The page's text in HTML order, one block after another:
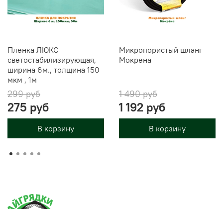
Пленка ЛЮКС
светостабилизирующая,
ширина 6м., толщина 150
мкм , 1м
299 руб
275 руб
В корзину
Микропористый шланг
Мокрена
1 490 руб
1 192 руб
В корзину